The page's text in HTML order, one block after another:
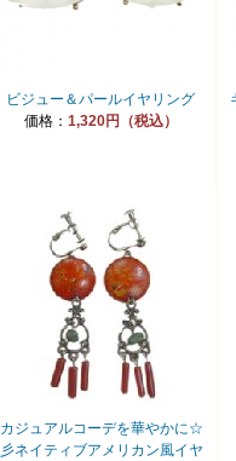
ビジュー＆パールイヤリング
価格： 1,320円（税込）
カジュアルコーデを華やかに☆
彡ネイティブアメリカン風イヤ